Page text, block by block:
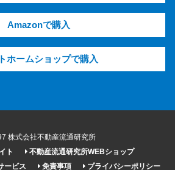
Amazonで購入
ホームショップで購入
株式会社不動産流通研究所
ト
不動産流通研究所WEBショップ
ービス 免責事項 プライバシーポリシー